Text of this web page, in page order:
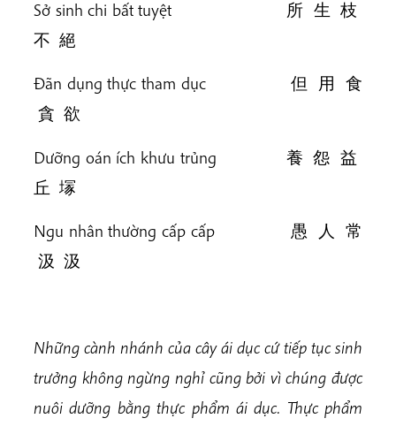
Sở sinh chi bất tuyệt 所 生 枝
不 絕
Đãn dụng thực tham dục 但 用 食
貪 欲
Dưỡng oán ích khưu trủng 養 怨 益
丘 塜
Ngu nhân thường cấp cấp 愚 人 常
汲 汲
Những cành nhánh của cây ái dục cứ tiếp tục sinh
trưởng không ngừng nghỉ cũng bởi vì chúng được
nuôi dưỡng bằng thực phẩm ái dục. Thực phẩm